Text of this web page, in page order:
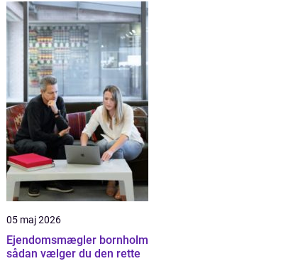
05 maj 2026
Ejendomsmægler bornholm
sådan vælger du den rette